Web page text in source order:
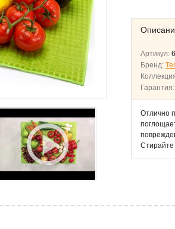
Артикул:
Бренд:
Гарантия:
Отлично
Стирайте